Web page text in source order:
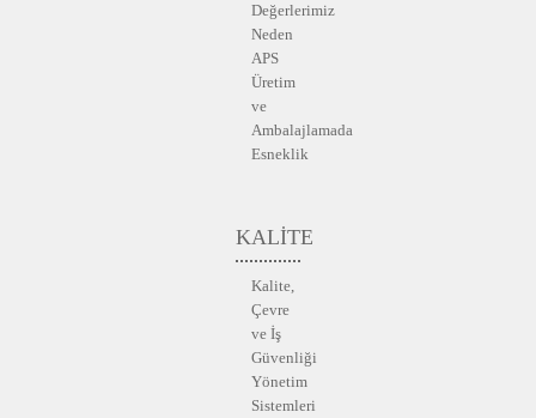
Değerlerimiz
Neden
APS
Üretim
ve
Ambalajlamada
Esneklik
KALİTE
Kalite,
Çevre
ve İş
Güvenliği
Yönetim
Sistemleri